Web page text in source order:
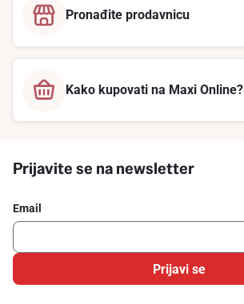
Pronađite prodavnicu
Kako kupovati na Maxi Online?
Prijavite se na newsletter
Email
Prijavi se